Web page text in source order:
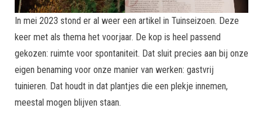
In mei 2023 stond er al weer een artikel in Tuinseizoen. Deze
keer met als thema het voorjaar. De kop is heel passend
gekozen: ruimte voor spontaniteit. Dat sluit precies aan bij onze
eigen benaming voor onze manier van werken: gastvrij
tuinieren. Dat houdt in dat plantjes die een plekje innemen,
meestal mogen blijven staan.